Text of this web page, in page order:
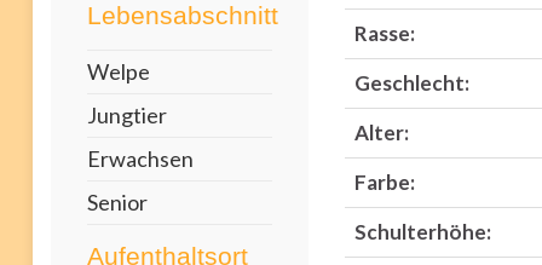
Lebensabschnitt
Welpe
Jungtier
Erwachsen
Senior
Aufenthaltsort
Rasse:
Geschlecht:
Alter:
Farbe:
Schulterhöhe: